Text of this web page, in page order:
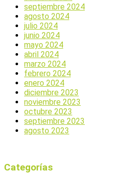
septiembre 2024
agosto 2024
julio 2024
junio 2024
mayo 2024
abril 2024
marzo 2024
febrero 2024
enero 2024
diciembre 2023
noviembre 2023
octubre 2023
septiembre 2023
agosto 2023
Categorías